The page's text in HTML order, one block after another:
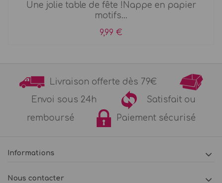
Une jolie table de fête !Nappe en papier
motifs...
9,99 €
Livraison offerte dès 79€
Envoi sous 24h
Satisfait ou
remboursé
Paiement sécurisé
Informations
Nous contacter